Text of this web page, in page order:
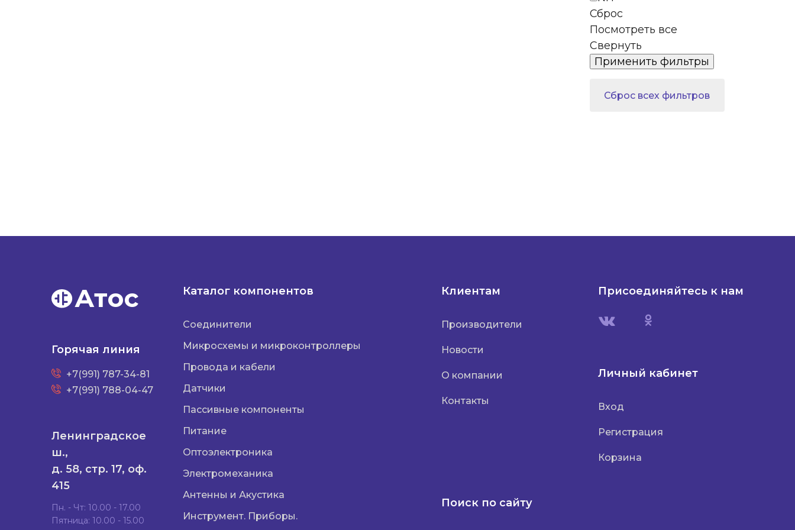
Сброс
Посмотреть все
Свернуть
Сброс всех фильтров
Атос
Горячая линия
+7(991) 787-34-81
+7(991) 788-04-47
Ленинградское
ш.,
д. 58, стр. 17, оф.
415
Пн. - Чт: 10.00 - 17.00
Пятница: 10.00 - 15.00
Каталог компонентов
Соединители
Микросхемы и микроконтроллеры
Провода и кабели
Датчики
Пассивные компоненты
Питание
Оптоэлектроника
Электромеханика
Антенны и Акустика
Инструмент. Приборы.
Клиентам
Производители
Новости
О компании
Контакты
Присоединяйтесь к нам
Личный кабинет
Вход
Регистрация
Корзина
Поиск по сайту